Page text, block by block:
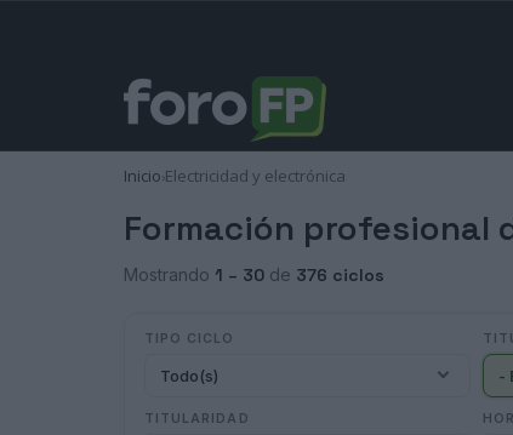
Inicio›Electricidad y electrónica
Formación profesional
Mostrando 1 – 30 de 376 ciclos
TIPO CICLO
Todo(s)
TITULARIDAD